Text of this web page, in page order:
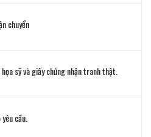
chuyển
sỹ và giấy chứng nhận tranh thật.
cầu.